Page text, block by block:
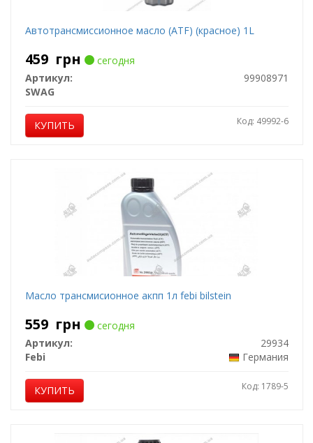
Автотрансмиссионное масло (ATF) (красное) 1L
459 грн
сегодня
Артикул:
99908971
SWAG
КУПИТЬ Код: 49992-6
Масло трансмисионное акпп 1л febi bilstein
559 грн
сегодня
Артикул:
29934
Febi
Германия
КУПИТЬ Код: 1789-5